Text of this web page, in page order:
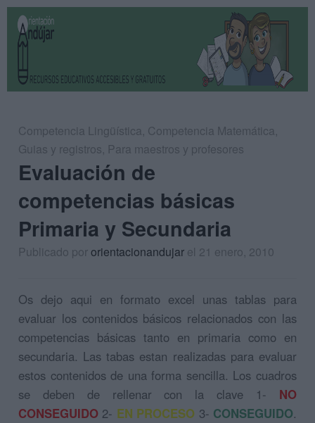
Competencia Lingüística, Competencia Matemática,
Guias y registros, Para maestros y profesores
Evaluación de
competencias básicas
Primaria y Secundaria
Publicado pororientacionandujar el 21 enero, 2010
Os dejo aqui en formato excel unas tablas para
evaluar los contenidos básicos relacionados con las
competencias básicas tanto en primaria como en
secundaria. Las tabas estan realizadas para evaluar
estos contenidos de una forma sencilla. Los cuadros
se deben de rellenar con la clave 1- NO
CONSEGUIDO 2- EN PROCESO 3- CONSEGUIDO.